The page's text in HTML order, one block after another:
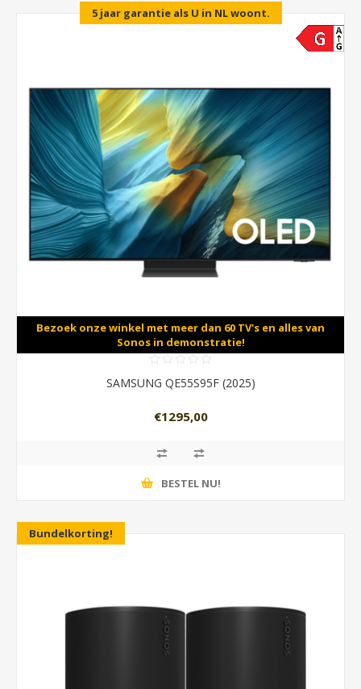
5 jaar garantie als U in NL woont.
Bezoek onze winkel met meer dan 60 TV's en alles van
Sonos in demonstratie!
SAMSUNG QE55S95F (2025)
€1295,00
BESTEL NU!
Bundelkorting!